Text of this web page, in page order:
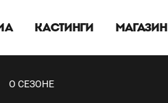
КАСТИНГИ МАГАЗИН
О СЕЗОНЕ